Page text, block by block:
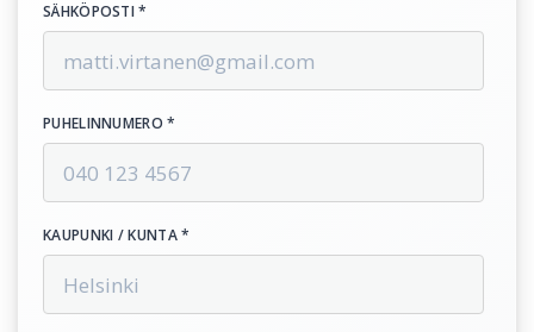
SÄHKÖPOSTI *
PUHELINNUMERO *
KAUPUNKI / KUNTA *